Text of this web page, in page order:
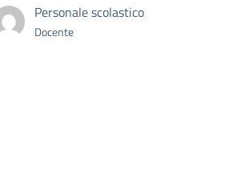
Personale scolastico
Docente